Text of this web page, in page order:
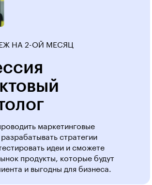
НА 2-ОЙ МЕСЯЦ
маркетинговые
стратегии
идеи и сможете
продукты, которые будут
и выгодны для бизнеса.